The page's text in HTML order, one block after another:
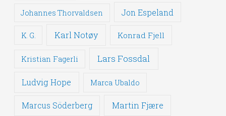
Johannes Thorvaldsen Jon Espeland
K. G. Karl Notøy Konrad Fjell
Kristian Fagerli Lars Fossdal
Ludvig Hope Marca Ubaldo
Marcus Söderberg Martin Fjære